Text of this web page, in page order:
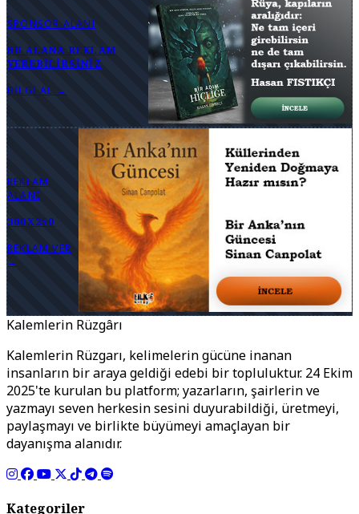
SPONSOR ALANI
BU ALANA REKLAM
VEREBILIRSINIZ
BILGI AL →
REKLAM
ALANI
300X250
REKLAM VER
→
Kalemlerin Rüzgârı
Kalemlerin Rüzgarı, kelimelerin gücüne inanan
insanların bir araya geldiği edebi bir topluluktur. 24 Ekim
2025'te kurulan bu platform; yazarların, şairlerin ve
yazmayı seven herkesin sesini duyurabildiği, üretmeyi,
paylaşmayı ve birlikte büyümeyi amaçlayan bir
dayanışma alanıdır.
Kategoriler